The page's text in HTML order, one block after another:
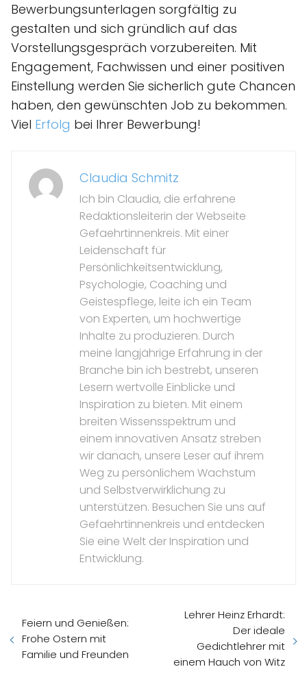
Bewerbungsunterlagen sorgfältig zu
gestalten und sich gründlich auf das
Vorstellungsgespräch vorzubereiten. Mit
Engagement, Fachwissen und einer positiven
Einstellung werden Sie sicherlich gute Chancen
haben, den gewünschten Job zu bekommen.
Viel Erfolg bei Ihrer Bewerbung!
Claudia Schmitz
Ich bin Claudia, die erfahrene
Redaktionsleiterin der Webseite
Gefaehrtinnenkreis. Mit einer
Leidenschaft für
Persönlichkeitsentwicklung,
Psychologie, Coaching und
Geistespflege, leite ich ein Team
von Experten, um hochwertige
Inhalte zu produzieren. Durch
meine langjährige Erfahrung in der
Branche bin ich bestrebt, unseren
Lesern wertvolle Einblicke und
Inspiration zu bieten. Mit einem
breiten Wissensspektrum und
einem innovativen Ansatz streben
wir danach, unsere Leser auf ihrem
Weg zu persönlichem Wachstum
und Selbstverwirklichung zu
unterstützen. Besuchen Sie uns auf
Gefaehrtinnenkreis und entdecken
Sie eine Welt der Inspiration und
Entwicklung.
Feiern und Genießen:
Frohe Ostern mit
Familie und Freunden
Lehrer Heinz Erhardt:
Der ideale
Gedichtlehrer mit
einem Hauch von Witz